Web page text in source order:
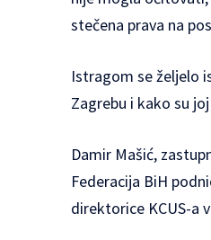
stečena prava na
Istragom se željelo
Zagrebu i kako su
Damir Mašić,
Federacija BiH
direktorice KCUS-a